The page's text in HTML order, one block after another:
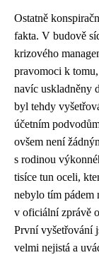
Ostatně
fakta. V budově
krizového
pravomoci k
navíc uskladněny
byl tehdy
účetním
ovšem není
s rodinou
tisíce tun oceli,
nebylo tím pádem
v oficiální zprávě
První vyšetřování
velmi nejistá a